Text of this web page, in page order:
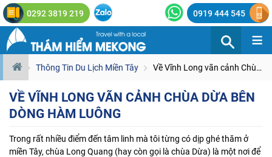
0292 3819 219 0919 444 545
≡
Thông Tin Du Lịch Miền Tây Về Vĩnh Long vãn cảnh Chùa Dừa bên dòng Hàm Luông
VỀ VĨNH LONG VÃN CẢNH CHÙA DỪA BÊN
DÒNG HÀM LUÔNG
Trong rất nhiều điểm đến tâm linh mà tôi từng có dịp ghé thăm ở
miền Tây, chùa Long Quang (hay còn gọi là chùa Dừa) là một nơi để